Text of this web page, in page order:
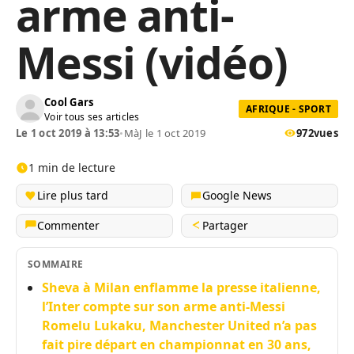
arme anti-
Messi (vidéo)
Cool Gars
Voir tous ses articles
AFRIQUE - SPORT
Le 1 oct 2019 à 13:53•MàJ le 1 oct 2019 972vues
1 min de lecture
Lire plus tard
Google News
Commenter
Partager
SOMMAIRE
Sheva à Milan enflamme la presse italienne,
l’Inter compte sur son arme anti-Messi
Romelu Lukaku, Manchester United n’a pas
fait pire départ en championnat en 30 ans,